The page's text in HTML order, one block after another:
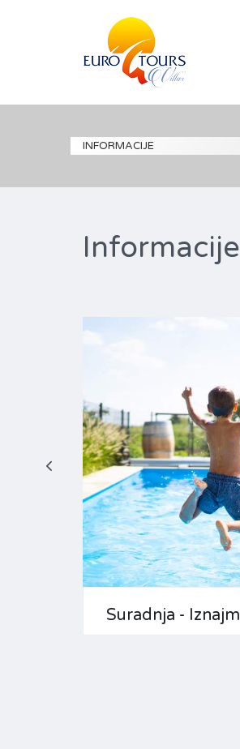
INFORMACIJE
Informacije
Suradnja -